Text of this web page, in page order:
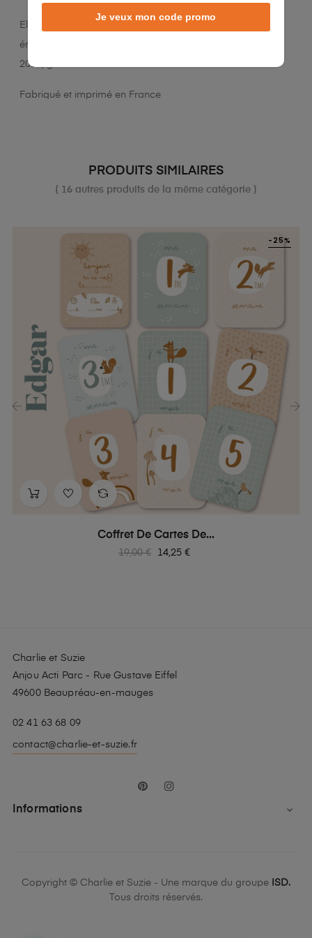
Elle respecte l'environnement avec un classement A+ en
émissions de COV selon la norme NF EN 13501-1+A1 :
2018, garantissant un air intérieur sain.
Fabriqué et imprimé en France
PRODUITS SIMILAIRES
( 16 autres produits de la même catégorie )
Coffret De Cartes De...
Prix
19,00 €
-25%
Prix
14,25 €
Charlie et Suzie
Anjou Acti Parc - Rue Gustave Eiffel
49600 Beaupréau-en-mauges
02 41 63 68 09
contact@charlie-et-suzie.fr
Pinterest
Informations 
Copyright © Charlie et Suzie - Une marque du groupe ISD.
Tous droits réservés.
Je veux mon code promo